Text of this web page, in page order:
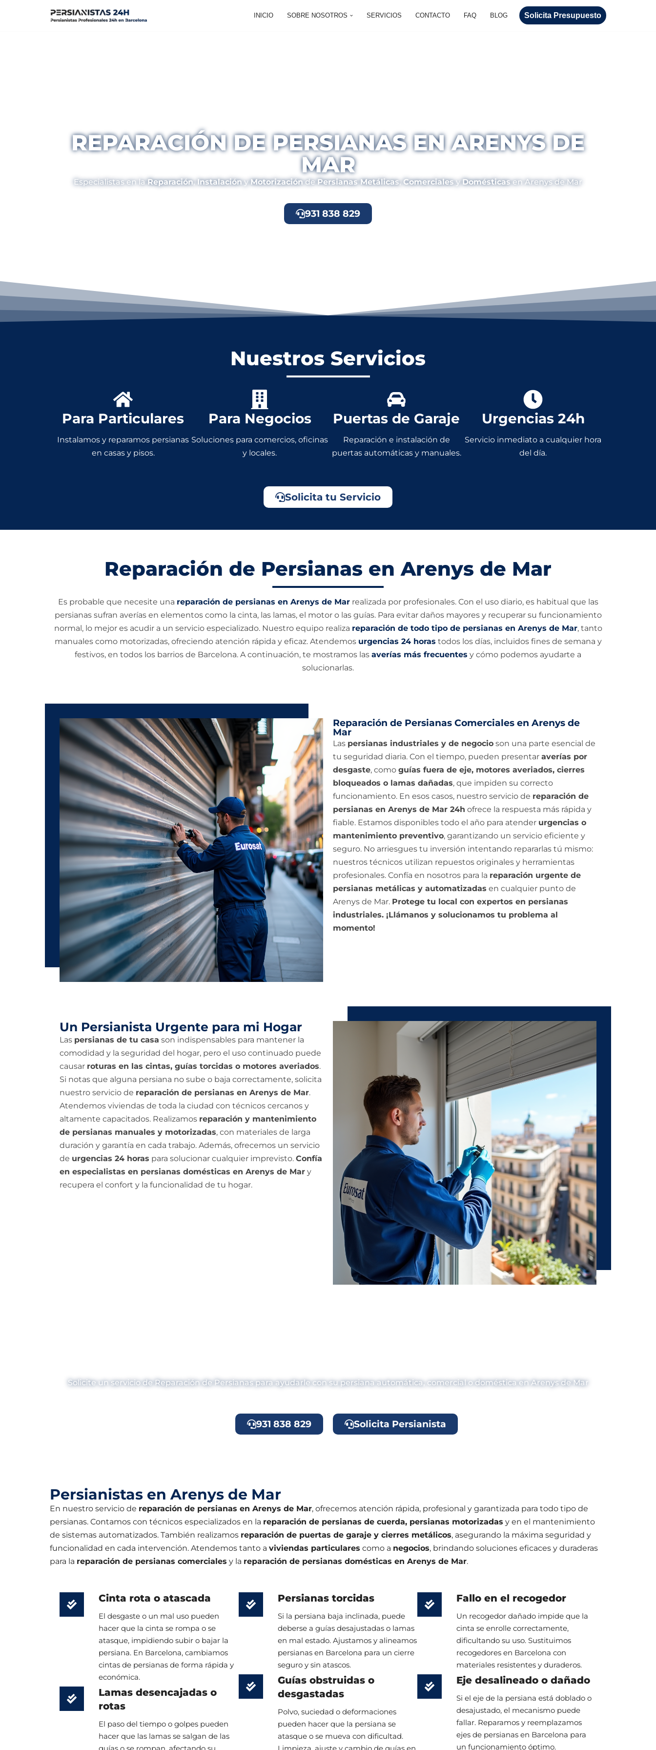
INICIO SOBRE NOSOTROS SERVICIOS CONTACTO FAQ BLOG Solicita Presupuesto
REPARACIÓN DE PERSIANAS EN ARENYS DE
MAR
Especialistas en laReparación,InstalaciónyMotorizacióndePersianas Metálicas,ComercialesyDomésticasen Arenys de Mar
931 838 829
Nuestros Servicios
Para Particulares
Instalamos y reparamos persianas
en casas y pisos.
Para Negocios
Soluciones para comercios, oficinas
y locales.
Puertas de Garaje
Reparación e instalación de
puertas automáticas y manuales.
Urgencias 24h
Servicio inmediato a cualquier hora
del día.
Solicita tu Servicio
Reparación de Persianas en Arenys de Mar
Es probable que necesite una reparación de persianas en Arenys de Marrealizada por profesionales. Con el uso diario, es habitual que las
persianas sufran averías en elementos como la cinta, las lamas, el motor o las guías. Para evitar daños mayores y recuperar su funcionamiento
normal, lo mejor es acudir a un servicio especializado. Nuestro equipo realiza reparación de todo tipo de persianas en Arenys de Mar, tanto
manuales como motorizadas, ofreciendo atención rápida y eficaz. Atendemos urgencias 24 horas todos los días, incluidos fines de semana y
festivos, en todos los barrios de Barcelona. A continuación, te mostramos las averías más frecuentes y cómo podemos ayudarte a
solucionarlas.
Reparación de Persianas Comerciales en Arenys de
Mar
Las persianas industriales y de negocio son una parte esencial de
tu seguridad diaria. Con el tiempo, pueden presentar averías por
desgaste, como guías fuera de eje, motores averiados, cierres
bloqueados o lamas dañadas, que impiden su correcto
funcionamiento. En esos casos, nuestro servicio de reparación de
persianas en Arenys de Mar 24h ofrece la respuesta más rápida y
fiable. Estamos disponibles todo el año para atender urgencias o
mantenimiento preventivo, garantizando un servicio eficiente y
seguro. No arriesgues tu inversión intentando repararlas tú mismo:
nuestros técnicos utilizan repuestos originales y herramientas
profesionales. Confía en nosotros para la reparación urgente de
persianas metálicas y automatizadas en cualquier punto de
Arenys de Mar. Protege tu local con expertos en persianas
industriales. ¡Llámanos y solucionamos tu problema al
momento!
Un Persianista Urgente para mi Hogar
Las persianas de tu casa son indispensables para mantener la
comodidad y la seguridad del hogar, pero el uso continuado puede
causar roturas en las cintas, guías torcidas o motores averiados.
Si notas que alguna persiana no sube o baja correctamente, solicita
nuestro servicio de reparación de persianas en Arenys de Mar.
Atendemos viviendas de toda la ciudad con técnicos cercanos y
altamente capacitados. Realizamos reparación y mantenimiento
de persianas manuales y motorizadas, con materiales de larga
duración y garantía en cada trabajo. Además, ofrecemos un servicio
de urgencias 24 horas para solucionar cualquier imprevisto. Confía
en especialistas en persianas domésticas en Arenys de Mar y
recupera el confort y la funcionalidad de tu hogar.
Solicite un servicio de Reparación de Persianas para ayudarle con su persiana automática, comercial o doméstica en Arenys de Mar
931 838 829 Solicita Persianista
Persianistas en Arenys de Mar
En nuestro servicio de reparación de persianas en Arenys de Mar, ofrecemos atención rápida, profesional y garantizada para todo tipo de
persianas. Contamos con técnicos especializados en la reparación de persianas de cuerda, persianas motorizadas y en el mantenimiento
de sistemas automatizados. También realizamos reparación de puertas de garaje y cierres metálicos, asegurando la máxima seguridad y
funcionalidad en cada intervención. Atendemos tanto a viviendas particulares como a negocios, brindando soluciones eficaces y duraderas
para la reparación de persianas comerciales y la reparación de persianas domésticas en Arenys de Mar.
Cinta rota o atascada
El desgaste o un mal uso pueden
hacer que la cinta se rompa o se
atasque, impidiendo subir o bajar la
persiana. En Barcelona, cambiamos
cintas de persianas de forma rápida y
económica.
Lamas desencajadas o
rotas
El paso del tiempo o golpes pueden
hacer que las lamas se salgan de las
Persianas torcidas
Si la persiana baja inclinada, puede
deberse a guías desajustadas o lamas
en mal estado. Ajustamos y alineamos
persianas en Barcelona para un cierre
seguro y sin atascos.
Guías obstruidas o
desgastadas
Polvo, suciedad o deformaciones
pueden hacer que la persiana se
atasque o se mueva con dificultad.
Fallo en el recogedor
Un recogedor dañado impide que la
cinta se enrolle correctamente,
dificultando su uso. Sustituimos
recogedores en Barcelona con
materiales resistentes y duraderos.
Eje desalineado o dañado
Si el eje de la persiana está doblado o
desajustado, el mecanismo puede
fallar. Reparamos y reemplazamos
ejes de persianas en Barcelona para
un funcionamiento óptimo.